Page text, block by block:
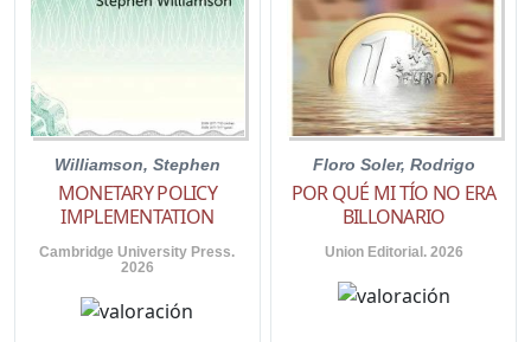
Williamson, Stephen
MONETARY POLICY
IMPLEMENTATION
Cambridge University Press.
2026
Floro Soler, Rodrigo
POR QUÉ MI TÍO NO ERA
BILLONARIO
Union Editorial. 2026